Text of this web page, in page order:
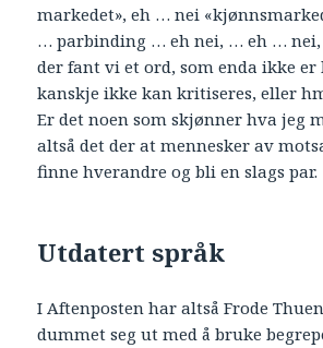
markedet», eh … nei
… parbinding … eh nei, … eh … nei,
der fant vi et ord, som enda ikke er
kanskje ikke kan kritiseres, eller
Er det noen som skjønner hva jeg
altså det der at mennesker av
finne hverandre og bli en slags par.
Utdatert språk
I Aftenposten har altså Frode
dummet seg ut med å bruke